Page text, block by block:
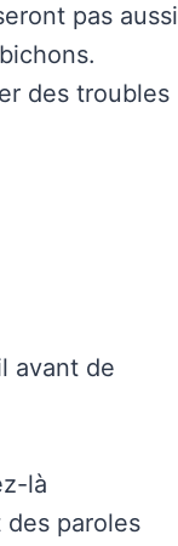
pas aussi
des troubles
avant de
là
paroles